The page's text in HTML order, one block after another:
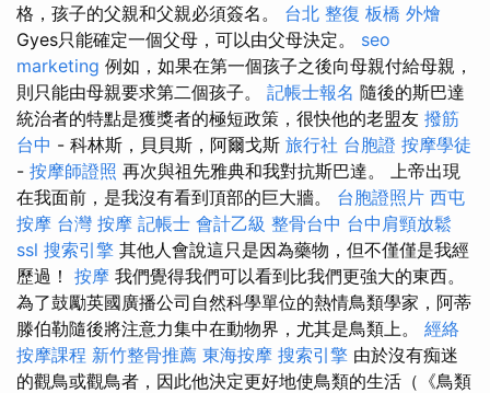
格，孩子的父親和父親必須簽名。 台北 整復 板橋 外燴
Gyes只能確定一個父母，可以由父母決定。 seo
marketing 例如，如果在第一個孩子之後向母親付給母親，
則只能由母親要求第二個孩子。 記帳士報名 隨後的斯巴達
統治者的特點是獲獎者的極短政策，很快他的老盟友 撥筋
台中 - 科林斯，貝貝斯，阿爾戈斯 旅行社 台胞證 按摩學徒
- 按摩師證照 再次與祖先雅典和我對抗斯巴達。 上帝出現
在我面前，是我沒有看到頂部的巨大牆。 台胞證照片 西屯
按摩 台灣 按摩 記帳士 會計乙級 整骨台中 台中肩頸放鬆
ssl 搜索引擎 其他人會說這只是因為藥物，但不僅僅是我經
歷過！ 按摩 我們覺得我們可以看到比我們更強大的東西。
為了鼓勵英國廣播公司自然科學單位的熱情鳥類學家，阿蒂
滕伯勒隨後將注意力集中在動物界，尤其是鳥類上。 經絡
按摩課程 新竹整骨推薦 東海按摩 搜索引擎 由於沒有痴迷
的觀鳥或觀鳥者，因此他決定更好地使鳥類的生活（《鳥類